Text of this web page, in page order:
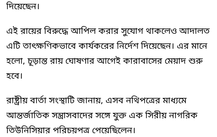
দিয়েছেন।
এই রায়ের বিরুদ্ধে আপিল করার সুযোগ থাকলেও আদালত
এটি তাৎক্ষণিকভাবে কার্যকরের নির্দেশ দিয়েছেন। এর মানে
হলো, চূড়ান্ত রায় ঘোষণার আগেই কারাবাসের মেয়াদ শুরু
হবে।
রাষ্ট্রীয় বার্তা সংস্থাটি জানায়, এসব নথিপত্রের মাধ্যমে
আন্তর্জাতিক সন্ত্রাসবাদের সঙ্গে যুক্ত এক সিরীয় নাগরিক
তিউনিসিয়ার পরিচয়পত্র পেয়েছিলেন।